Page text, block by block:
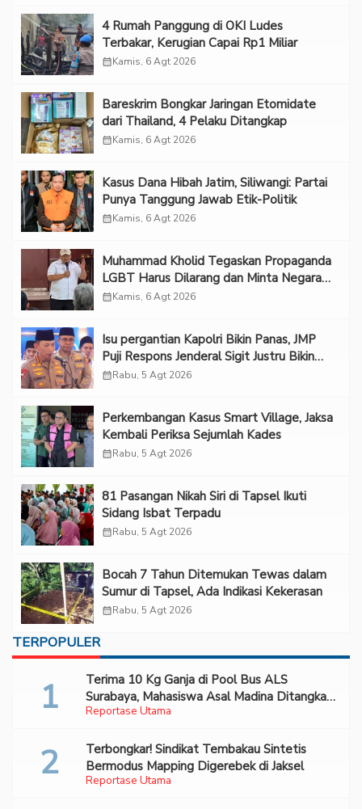
‎4 Rumah Panggung di OKI Ludes
Terbakar, Kerugian Capai Rp1 Miliar
calendar_monthKamis, 6 Agt 2026
Bareskrim Bongkar Jaringan Etomidate
dari Thailand, 4 Pelaku Ditangkap
calendar_monthKamis, 6 Agt 2026
Kasus Dana Hibah Jatim, Siliwangi: Partai
Punya Tanggung Jawab Etik-Politik
calendar_monthKamis, 6 Agt 2026
Muhammad Kholid Tegaskan Propaganda
LGBT Harus Dilarang dan Minta Negara
Melindungi Korban
calendar_monthKamis, 6 Agt 2026
Isu pergantian Kapolri Bikin Panas, JMP
Puji Respons Jenderal Sigit Justru Bikin
“Adem”
calendar_monthRabu, 5 Agt 2026
Perkembangan Kasus Smart Village, Jaksa
Kembali Periksa Sejumlah Kades
calendar_monthRabu, 5 Agt 2026
81 Pasangan Nikah Siri di Tapsel Ikuti
Sidang Isbat Terpadu
calendar_monthRabu, 5 Agt 2026
Bocah 7 Tahun Ditemukan Tewas dalam
Sumur di Tapsel, Ada Indikasi Kekerasan
calendar_monthRabu, 5 Agt 2026
TERPOPULER
Reportase Utama
Terima 10 Kg Ganja di Pool Bus ALS
Surabaya, Mahasiswa Asal Madina Ditangkap
Bareskrim
Reportase Utama
Terbongkar! Sindikat Tembakau Sintetis
Bermodus Mapping Digerebek di Jaksel